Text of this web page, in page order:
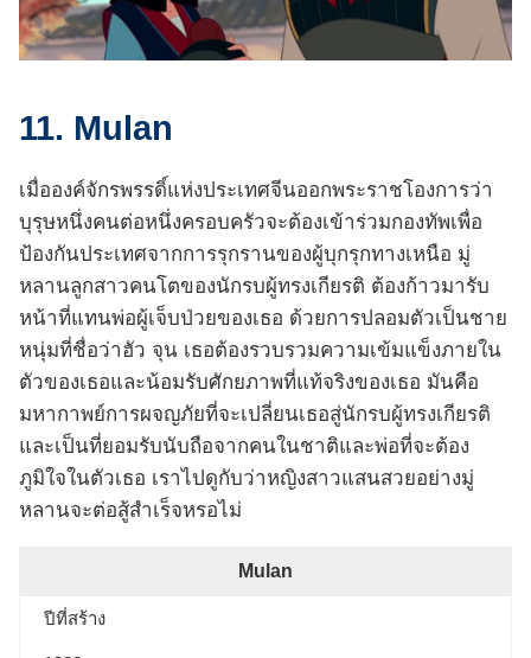
11. Mulan
เมื่อองค์จักรพรรดิ์แห่งประเทศจีนออกพระราชโองการว่า
บุรุษหนึ่งคนต่อหนึ่งครอบครัวจะต้องเข้าร่วมกองทัพเพื่อ
ป้องกันประเทศจากการรุกรานของผู้บุกรุกทางเหนือ มู่
หลานลูกสาวคนโตของนักรบผู้ทรงเกียรติ ต้องก้าวมารับ
หน้าที่แทนพ่อผู้เจ็บป่วยของเธอ ด้วยการปลอมตัวเป็นชาย
หนุ่มที่ชื่อว่าฮัว จุน เธอต้องรวบรวมความเข้มแข็งภายใน
ตัวของเธอและน้อมรับศักยภาพที่แท้จริงของเธอ มันคือ
มหากาพย์การผจญภัยที่จะเปลี่ยนเธอสู่นักรบผู้ทรงเกียรติ
และเป็นที่ยอมรับนับถือจากคนในชาติและพ่อที่จะต้อง
ภูมิใจในตัวเธอ เราไปดูกับว่าหญิงสาวแสนสวยอย่างมู่
หลานจะต่อสู้สำเร็จหรอไม่
Mulan
ปีที่สร้าง